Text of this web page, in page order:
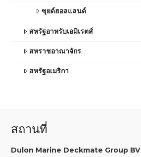
ซุยด์ฮอลแลนด์
สหรัฐอาหรับเอมิเรตส์
สหราชอาณาจักร
สหรัฐอเมริกา
สถานที่
Dulon Marine Deckmate Group BV